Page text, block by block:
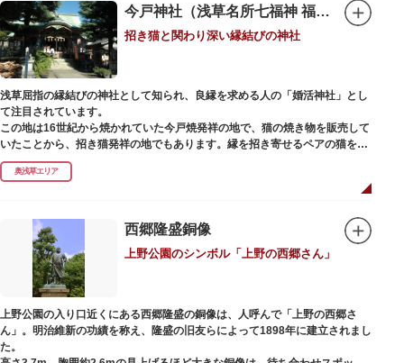
今戸神社（浅草名所七福神 福禄寿）
招き猫と関わり深い縁結びの神社
浅草屈指の縁結びの神社として知られ、良縁を求める人の「婚活神社」とし
て注目されています。
この地は16世紀から焼かれていた今戸焼発祥の地で、猫の焼き物を販売して
いたことから、招き猫発祥の地でもあります。縁を招き寄せるペアの猫をモ
チーフにした絵馬や御朱印帳も人気です。
1063（康平6）年、時の奥羽鎮守府源頼朝・義家父子が祈願し鎌倉の鶴ヶ丘
末に活躍した新選組沖田総司の終焉の地の碑も佇んでいます。また、浅草名
所七福神の福禄寿が祀られており、七福神詣りの参拝客でも賑わうスポット
奥浅草エリア
西郷隆盛銅像
上野公園のシンボル「上野の西郷さん」
上野公園の入り口近くにある西郷隆盛の銅像は、人呼んで「上野の西郷さ
ん」。明治維新の功績を称え、隆盛の旧友らによって1898年に建立されまし
た。